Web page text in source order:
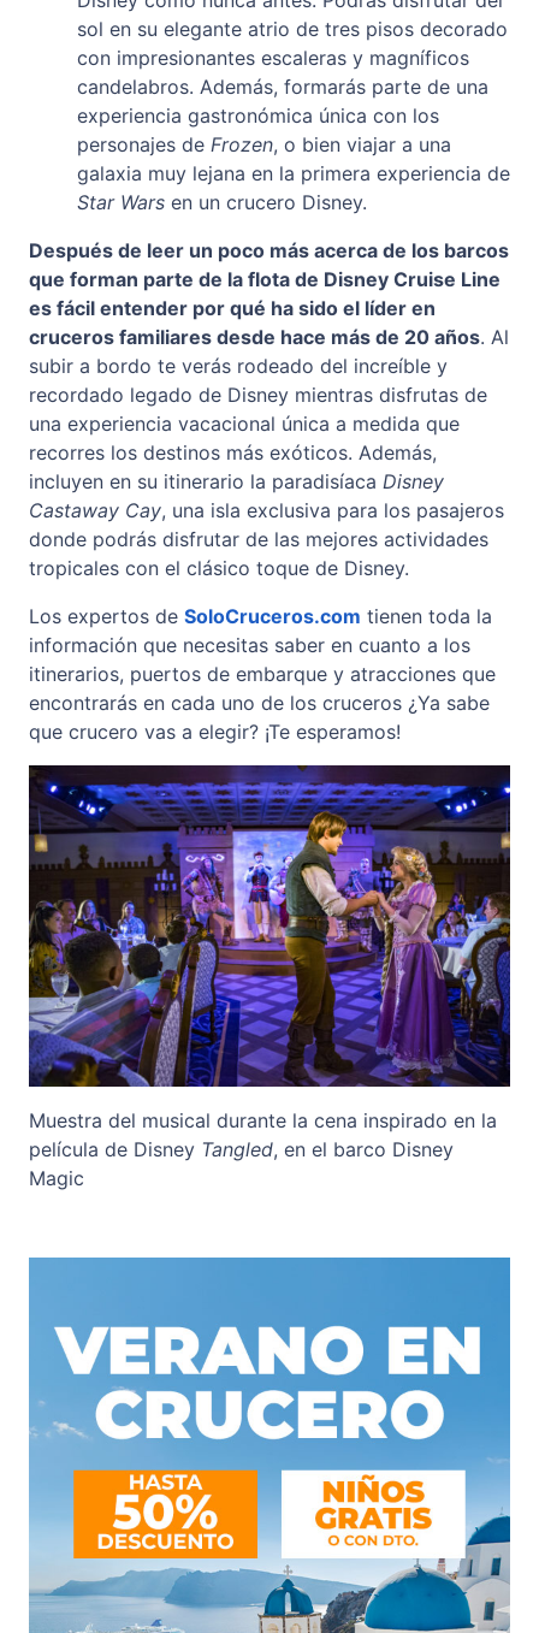
sol en su elegante atrio de tres pisos decorado
con impresionantes escaleras y magníficos
candelabros. Además, formarás parte de una
experiencia gastronómica única con los
personajes de Frozen, o bien viajar a una
galaxia muy lejana en la primera experiencia de
Star Wars en un crucero Disney.
Después de leer un poco más acerca de los barcos
que forman parte de la flota de Disney Cruise Line
es fácil entender por qué ha sido el líder en
cruceros familiares desde hace más de 20 años. Al
subir a bordo te verás rodeado del increíble y
recordado legado de Disney mientras disfrutas de
una experiencia vacacional única a medida que
recorres los destinos más exóticos. Además,
incluyen en su itinerario la paradisíaca Disney
Castaway Cay, una isla exclusiva para los pasajeros
donde podrás disfrutar de las mejores actividades
tropicales con el clásico toque de Disney.
Los expertos de SoloCruceros.com tienen toda la
información que necesitas saber en cuanto a los
itinerarios, puertos de embarque y atracciones que
encontrarás en cada uno de los cruceros ¿Ya sabe
que crucero vas a elegir? ¡Te esperamos!
Muestra del musical durante la cena inspirado en la
película de Disney Tangled, en el barco Disney
Magic